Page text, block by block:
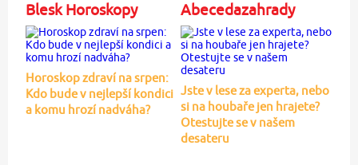
Blesk Horoskopy
Horoskop zdraví na srpen:
Kdo bude v nejlepší kondici
a komu hrozí nadváha?
Abecedazahrady
Jste v lese za experta, nebo
si na houbaře jen hrajete?
Otestujte se v našem
desateru